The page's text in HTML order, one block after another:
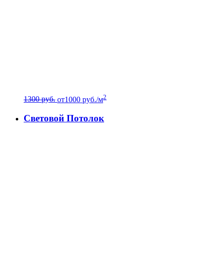
1300 руб. от1000 руб./м2
Световой Потолок